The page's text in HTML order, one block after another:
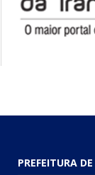
PREFEITURA